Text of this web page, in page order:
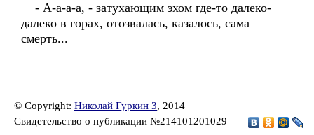
- А-а-а-а, - затухающим эхом где-то далеко-
далеко в горах, отозвалась, казалось, сама
смерть...
© Copyright: Николай Гуркин 3, 2014
Свидетельство о публикации №214101201029